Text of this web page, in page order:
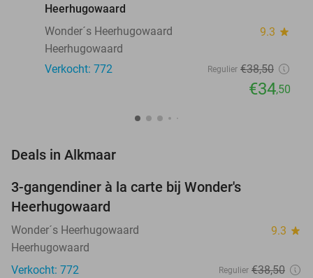
Heerhugowaard
Wonder´s Heerhugowaard
9.3 star
Heerhugowaard
Verkocht: 772
Regulier €38,50
€34,50
Deals in Alkmaar
3-gangendiner à la carte bij Wonder's
Heerhugowaard
Wonder´s Heerhugowaard 9.3 star
Heerhugowaard
Verkocht: 772
Regulier €38,50